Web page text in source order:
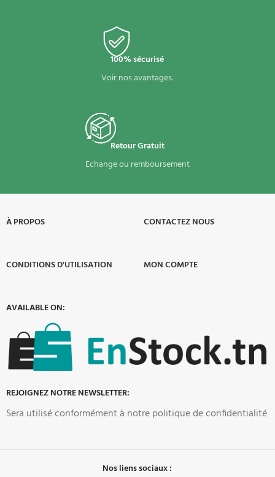
100% sécurisé
Voir nos avantages.
Retour Gratuit
Echange ou remboursement
À PROPOS​
CONDITIONS D'UTILISATION
CONTACTEZ NOUS
MON COMPTE
AVAILABLE ON:
REJOIGNEZ NOTRE NEWSLETTER:
Sera utilisé conformément à notre politique de confidentialité
Nos liens sociaux :